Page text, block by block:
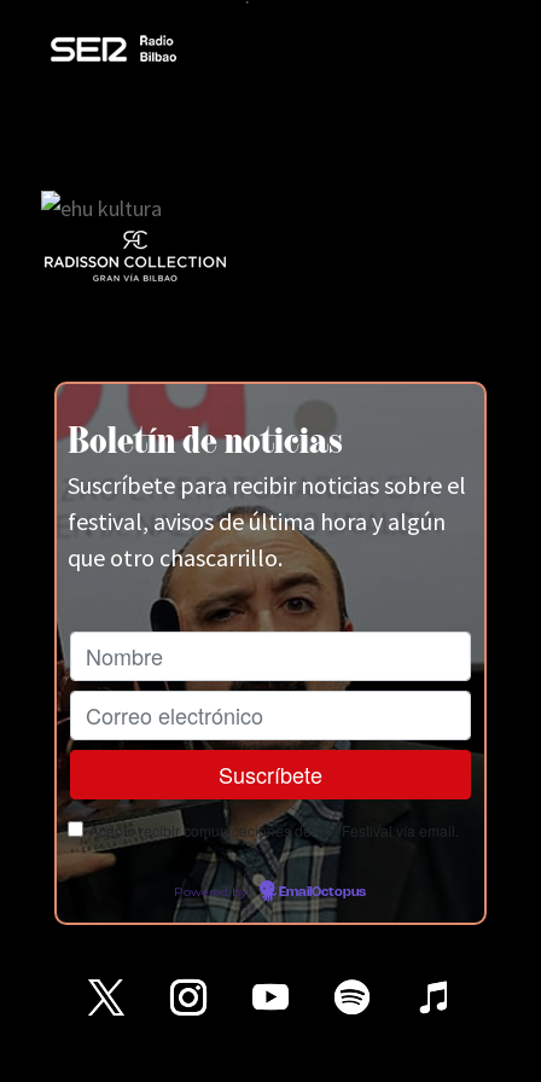
Boletín de noticias
Suscríbete para recibir noticias sobre el
festival, avisos de última hora y algún
que otro chascarrillo.
Acepto recibir comunicaciones del Ja! Festival vía email.
Powered by EmailOctopus